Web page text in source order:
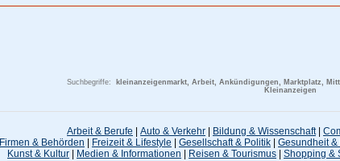
Suchbegriffe:
kleinanzeigenmarkt, Arbeit, Ankündigungen, Marktplatz,
Kleinanzeigen
Arbeit & Berufe Auto & Verkehr Bildung & Wissenschaft|
Firmen & Behörden
Freizeit & Lifestyle Gesellschaft & Politik Gesundheit &
Kunst & Kultur
Medien & Informationen Reisen & Tourismus Shopping &